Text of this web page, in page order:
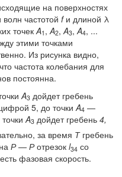
на поверхностях
частотой fи длиной λ
точек A1 , A2, A3, A4, ...
этими точками
Из рисунка видно,
частота колебания для
постоянна.
A3 дойдет гребень
5, до точки A4 —
точкиA3 дойдет гребень4,
за время Тгребень
Р— Ротрезок l34 со
фазовая скорость.